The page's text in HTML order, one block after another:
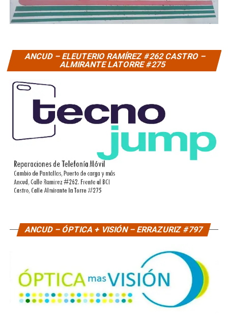
ANCUD – ELEUTERIO RAMÍREZ #262 CASTRO –
ALMIRANTE LATORRE #275
ANCUD – ÓPTICA + VISIÓN – ERRAZURIZ #797